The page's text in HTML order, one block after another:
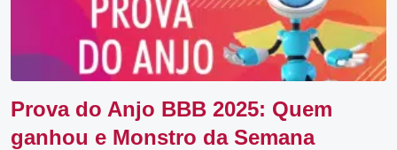
Prova do Anjo BBB 2025: Quem
ganhou e Monstro da Semana